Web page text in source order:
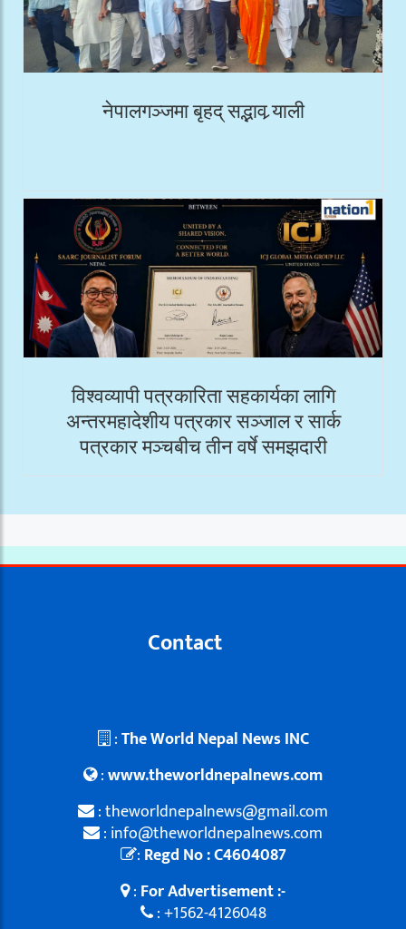
नेपालगञ्जमा बृहद् सद्भाव र्‍याली
विश्वव्यापी पत्रकारिता सहकार्यका लागि
अन्तरमहादेशीय पत्रकार सञ्जाल र सार्क
पत्रकार मञ्चबीच तीन वर्षे समझदारी
Contact
:The World Nepal News INC
:www.theworldnepalnews.com
: theworldnepalnews@gmail.com
: info@theworldnepalnews.com
: Regd No : C4604087
: For Advertisement :-
: +1562-4126048